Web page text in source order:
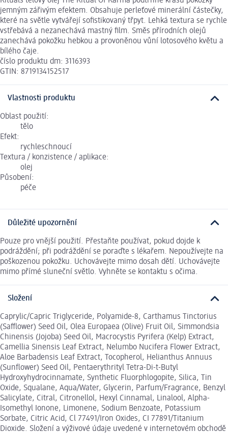
jemným zářivým efektem. Obsahuje perleťové minerální částečky,
které na světle vytvářejí sofistikovaný třpyt. Lehká textura se rychle
vstřebává a nezanechává mastný film. Směs přírodních olejů
zanechává pokožku hebkou a provoněnou vůní lotosového květu a
bílého čaje.
číslo produktu dm: 3116393
GTIN: 8719134152517
Vlastnosti produktu
Oblast použití:
tělo
Efekt:
rychleschnoucí
Textura / konzistence / aplikace:
olej
Působení:
péče
Důležité upozornění
Pouze pro vnější použití. Přestaňte používat, pokud dojde k
podráždění; při podráždění se poraďte s lékařem. Nepoužívejte na
poškozenou pokožku. Uchovávejte mimo dosah dětí. Uchovávejte
mimo přímé sluneční světlo. Vyhněte se kontaktu s očima.
Složení
Caprylic/Capric Triglyceride, Polyamide-8, Carthamus Tinctorius
(Safflower) Seed Oil, Olea Europaea (Olive) Fruit Oil, Simmondsia
Chinensis (Jojoba) Seed Oil, Macrocystis Pyrifera (Kelp) Extract,
Camellia Sinensis Leaf Extract, Nelumbo Nucifera Flower Extract,
Aloe Barbadensis Leaf Extract, Tocopherol, Helianthus Annuus
(Sunflower) Seed Oil, Pentaerythrityl Tetra-Di-t-Butyl
Hydroxyhydrocinnamate, Synthetic Fluorphlogopite, Silica, Tin
Oxide, Squalane, Aqua/Water, Glycerin, Parfum/Fragrance, Benzyl
Salicylate, Citral, Citronellol, Hexyl Cinnamal, Linalool, Alpha-
Isomethyl Ionone, Limonene, Sodium Benzoate, Potassium
Sorbate, Citric Acid, Cl 77491/Iron Oxides, CI 77891/Titanium
Dioxide. Složení a výživové údaje uvedené v internetovém obchodě